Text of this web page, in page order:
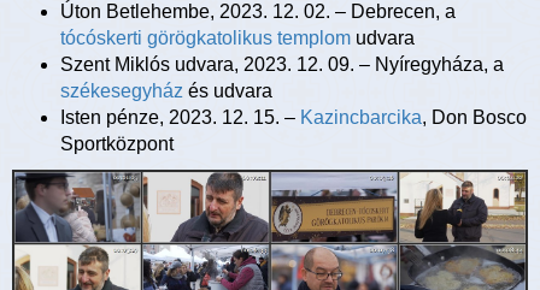
Úton Betlehembe, 2023. 12. 02. – Debrecen, a
tócóskerti görögkatolikus templom udvara
Szent Miklós udvara, 2023. 12. 09. – Nyíregyháza, a
székesegyház és udvara
Isten pénze, 2023. 12. 15. – Kazincbarcika, Don Bosco
Sportközpont